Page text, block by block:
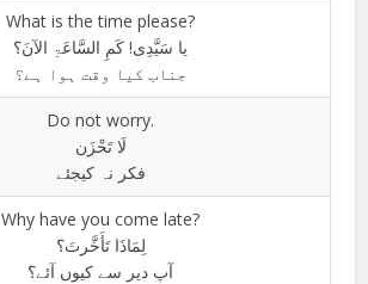
What is the time please?
یا سَیَّدِی! کَمِ السَّاعَۃِ الآنَ؟
جناب کیا وقت ہوا ہے؟
Do not worry.
لَا تَحْزَن
فکر نہ کیجئے
Why have you come late?
لِمَاذَا تَأَخَّرتَ؟
آپ دیر سے کیوں آئے؟